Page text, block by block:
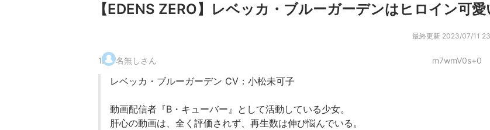
【EDENS ZERO】レベッカ・ブルーガーデンはヒロイン可愛
最終更新 2023/07/11
1. 名無しさん m7wmV0s+0
レベッカ・ブルーガーデン CV：小松未可子
動画配信者『B・キューバー』として活動している少女。
肝心の動画は、全く評価されず、再生数は伸び悩んでいる。